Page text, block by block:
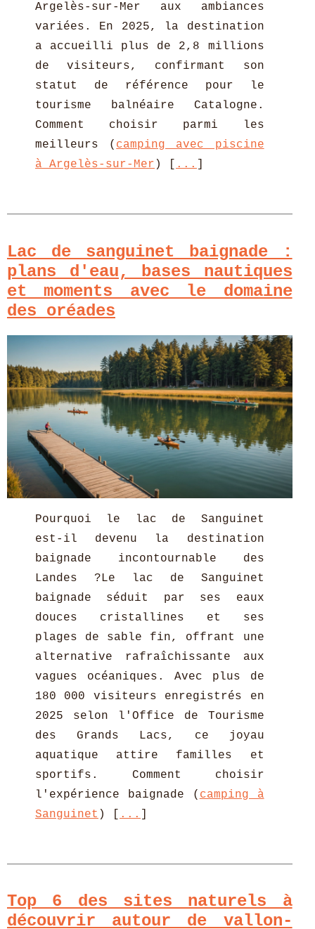
Argelès-sur-Mer aux ambiances
variées. En 2025, la destination
a accueilli plus de 2,8 millions
de visiteurs, confirmant son
statut de référence pour le
tourisme balnéaire Catalogne.
Comment choisir parmi les
meilleurs ( camping avec piscine
à Argelès-sur-Mer ) [ ...
Lac de sanguinet baignade :
plans d'eau, bases nautiques
et moments avec le domaine
des oréades
Pourquoi le lac de Sanguinet
est-il devenu la destination
baignade incontournable des
Landes ?Le lac de Sanguinet
baignade séduit par ses eaux
douces cristallines et ses
plages de sable fin, offrant une
alternative rafraîchissante aux
vagues océaniques. Avec plus de
180 000 visiteurs enregistrés en
2025 selon l'Office de Tourisme
des Grands Lacs, ce joyau
aquatique attire familles et
sportifs. Comment choisir
l'expérience baignade ( camping à
Sanguinet ) [ ...
Top 6 des sites naturels à
découvrir autour de vallon-